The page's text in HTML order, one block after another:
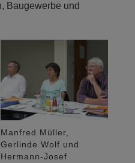
Baugewerbe und
Manfred Müller,
Gerlinde Wolf und
Hermann-Josef